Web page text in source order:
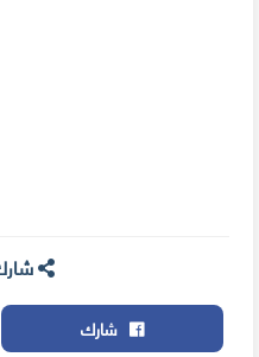
شارك